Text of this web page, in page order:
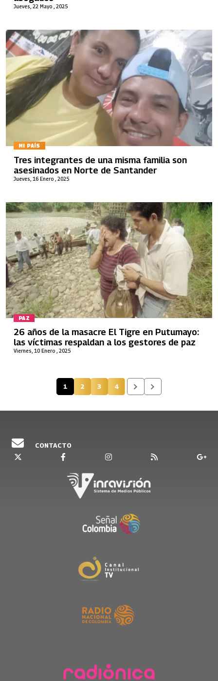
Jueves, 22 Mayo , 2025
MI PAÍS
Jueves, 16 Enero , 2025
Tres integrantes de una misma familia son
asesinados en Norte de Santander
PAZ
Viernes, 10 Enero , 2025
26 años de la masacre El Tigre en Putumayo:
las víctimas respaldan a los gestores de paz
Página actual
1 Página
2 Página
3 Página
4
CONTACTO